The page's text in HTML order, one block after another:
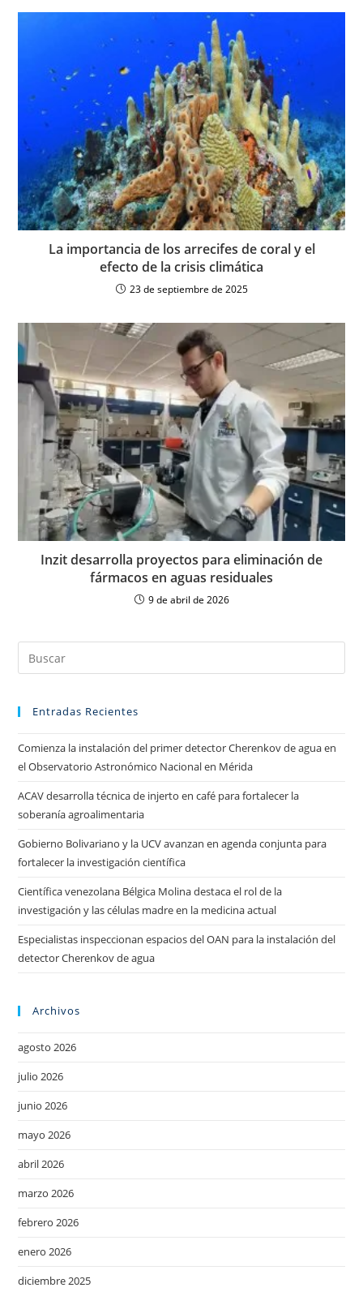
La importancia de los arrecifes de coral y el
efecto de la crisis climática
23 de septiembre de 2025
Inzit desarrolla proyectos para eliminación de
fármacos en aguas residuales
9 de abril de 2026
Entradas Recientes
Comienza la instalación del primer detector Cherenkov de agua en
el Observatorio Astronómico Nacional en Mérida
ACAV desarrolla técnica de injerto en café para fortalecer la
soberanía agroalimentaria
Gobierno Bolivariano y la UCV avanzan en agenda conjunta para
fortalecer la investigación científica
Científica venezolana Bélgica Molina destaca el rol de la
investigación y las células madre en la medicina actual
Especialistas inspeccionan espacios del OAN para la instalación del
detector Cherenkov de agua
Archivos
agosto 2026
julio 2026
junio 2026
mayo 2026
abril 2026
marzo 2026
febrero 2026
enero 2026
diciembre 2025